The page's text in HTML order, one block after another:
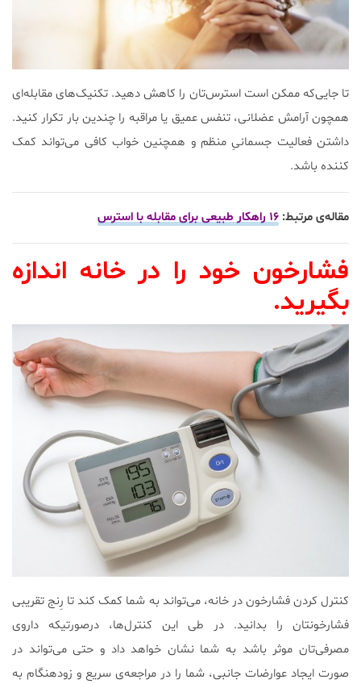
تا جایی‌که ممکن است استرس‌تان را کاهش دهید. تکنیک‌های مقابله‌ای
همچون آرامش عضلانی، تنفس عمیق یا مراقبه را چندین بار تکرار کنید.
داشتن فعالیت جسمانیِ منظم و همچنین خواب کافی می‌تواند کمک
کننده باشد.
مقاله‌ی مرتبط: ۱۶ راهکار طبیعی برای مقابله با استرس
فشارخون خود را در خانه اندازه
بگیرید.
کنترل کردن فشارخون در خانه، می‌تواند به شما کمک کند تا رِنج تقریبی
فشارخونتان را بدانید. در طی این کنترل‌ها، درصورتیکه داروی
مصرفی‌تان موثر باشد به شما نشان خواهد داد و حتی می‌تواند در
صورت ایجاد عوارضات جانبی، شما را در مراجعه‌ی سریع و زودهنگام به